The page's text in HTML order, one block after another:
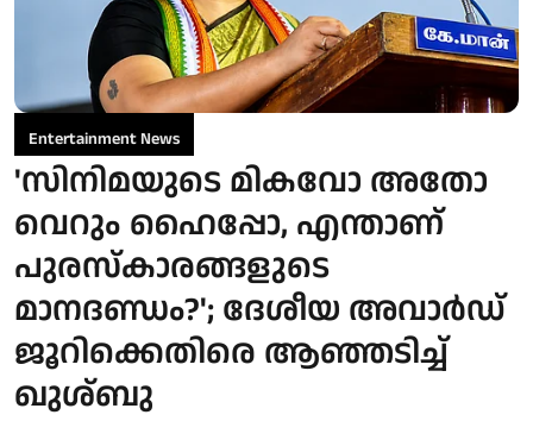
Entertainment News
'സിനിമയുടെ മികവോ അതോ
വെറും ഹൈപ്പോ, എന്താണ്
പുരസ്‌കാരങ്ങളുടെ
മാനദണ്ഡം?'; ദേശീയ അവാർഡ്
ജൂറിക്കെതിരെ ആഞ്ഞടിച്ച്
ഖുശ്ബു